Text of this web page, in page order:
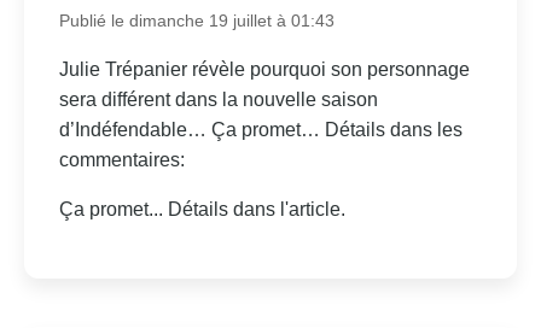
Publié le dimanche 19 juillet à 01:43
Julie Trépanier révèle pourquoi son personnage
sera différent dans la nouvelle saison
d’Indéfendable… Ça promet… Détails dans les
commentaires:
Ça promet... Détails dans l'article.